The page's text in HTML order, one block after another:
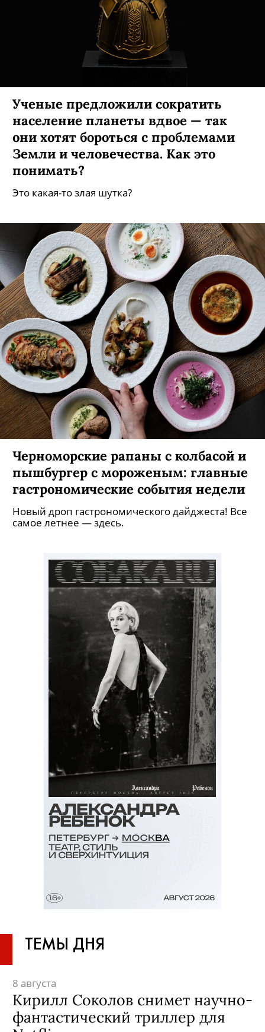
Ученые предложили сократить
население планеты вдвое — так
они хотят бороться с проблемами
Земли и человечества. Как это
понимать?
Это какая-то злая шутка?
Черноморские рапаны с колбасой и
пышбургер с мороженым: главные
гастрономические события недели
Новый дроп гастрономического дайджеста! Все
самое летнее — здесь.
ТЕМЫ ДНЯ
8 августа
Кирилл Соколов снимет научно-
фантастический триллер для